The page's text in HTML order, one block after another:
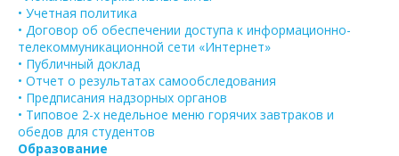
• Учетная политика
• Договор об обеспечении доступа к информационно-
телекоммуникационной сети «Интернет»
• Публичный доклад
• Отчет о результатах самообследования
• Предписания надзорных органов
• Типовое 2-х недельное меню горячих завтраков и
обедов для студентов
Образование